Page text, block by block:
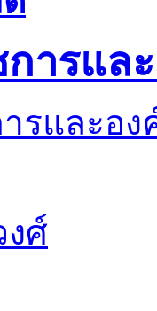
ารแล
ศ์